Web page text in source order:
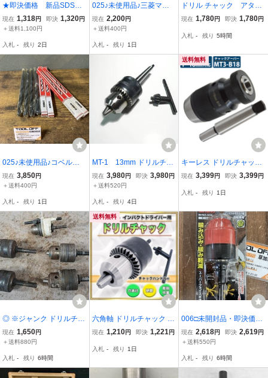
★即決価格 新品SDSプ
ラス ハンマチャック ドリ
ル 13ミリ★
現在 1,318円 即決 1,320円
＋送料1,100円
入札 - 残り 2日
025♪未使用品♪三菱マテ
リアル テーパーシャンク
ドリル HSS TD 16.0 M
現在 2,200円
＋送料400円
入札 - 残り 1日
ドリル チャック アタッ
チメント セット 1.5-1
ー 変換 六角軸
現在 1,780円 即決 1,780円
入札 - 残り 5時間
025♪未使用品♪コベルコ
テーパーシャンクドリル
4pcs #2180 18.0mm MT2
現在 3,850円
＋送料400円
入札 - 残り 1日
MT-1 13mm ドリルチャ
ック MT-1 ☆
現在 3,980円 即決 3,980円
＋送料520円
入札 - 残り 4日
送料無料
キーレス ドリルチャック
ボール盤 アーバー セット
ニ 旋盤 フライス盤 ドリ
現在 3,399円 即決 3,399円
入札 - 残り 1日
◎ ※ジャンク ドリルチャ
ック 5点セット
現在 1,650円
＋送料880円
入札 - 残り 6時間
送料無料
六角軸 ドリルチャック 充
電ドリル インパクトドラ
チャックハンドル チャッ
磨 インパクト
現在 1,210円 即決 1,221円
入札 - 残り 1日
006□未開封品・即決価格
□SK11 ドリルチャック鷲
掴み SKWZ-006
現在 2,618円 即決 2,619円
＋送料550円
入札 - 残り 6時間